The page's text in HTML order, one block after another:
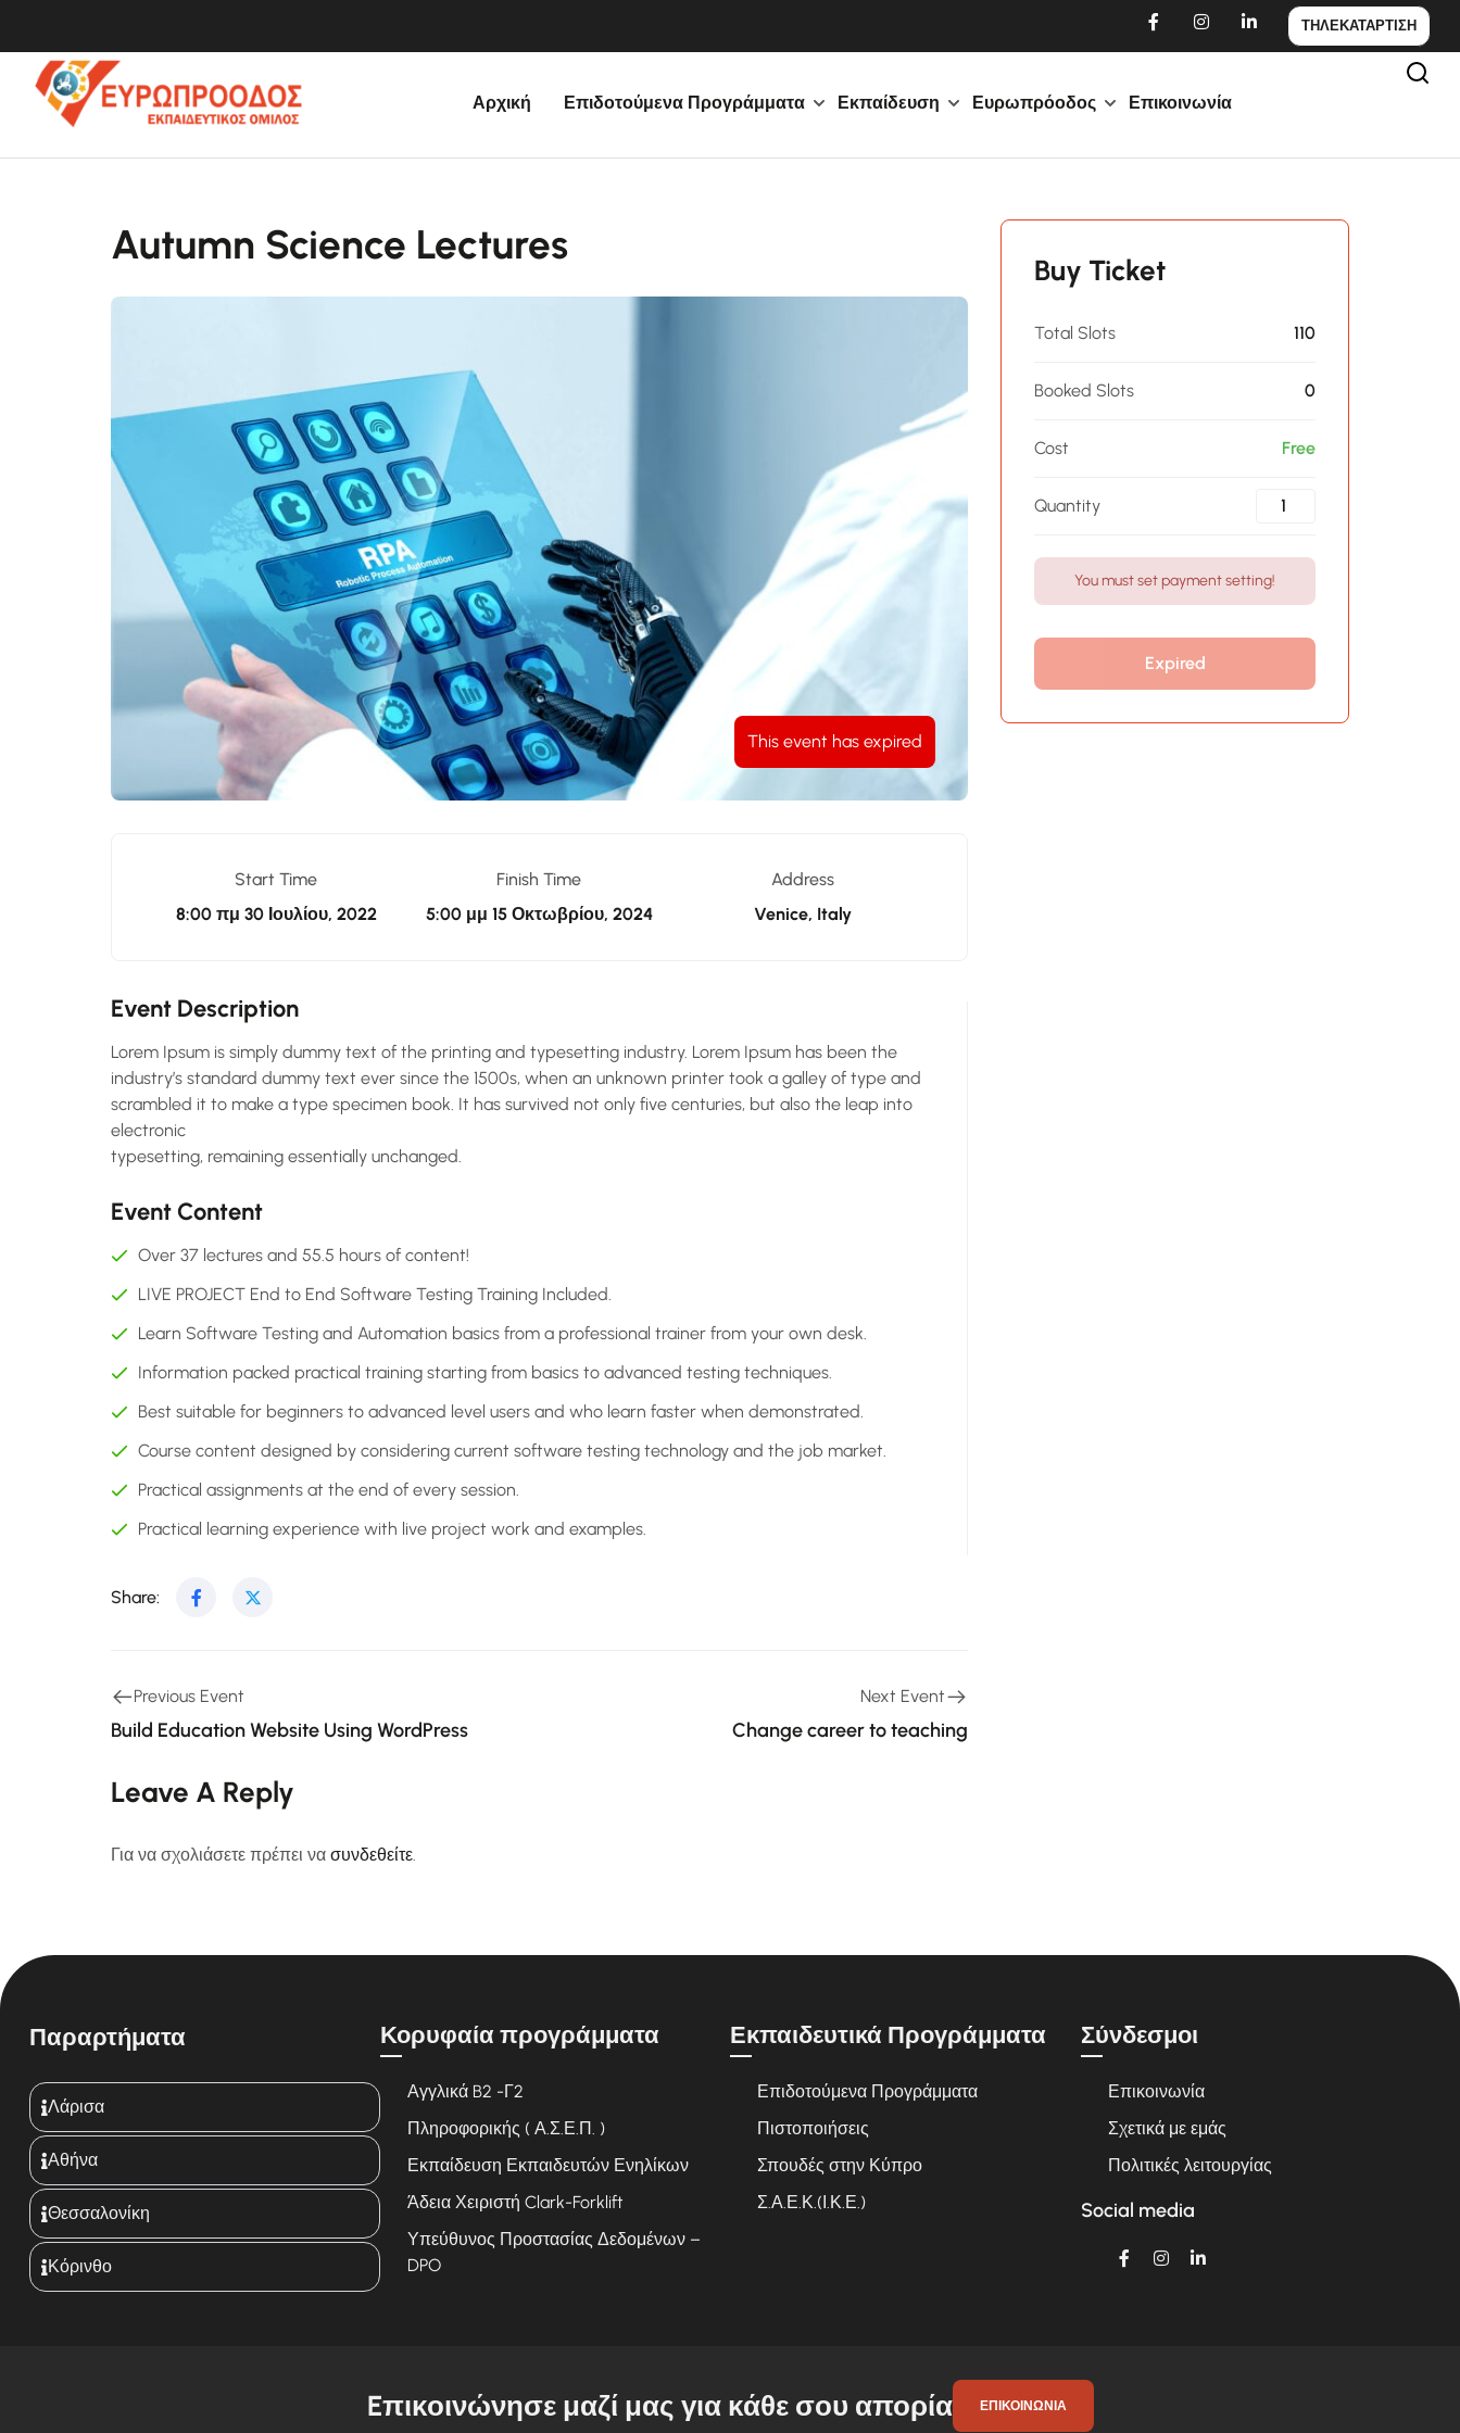
ΤΗΛΕΚΑΤΑΡΤΙΣΗ
Αρχική Επιδοτούμενα Προγράμματα Εκπαίδευση Ευρωπρόοδος Επικοινωνία
Autumn Science Lectures
This event has expired
Event Description
Lorem Ipsum is simply dummy text of the printing and typesetting industry. Lorem Ipsum has been the
industry’s standard dummy text ever since the 1500s, when an unknown printer took a galley of type and
scrambled it to make a type specimen book. It has survived not only five centuries, but also the leap into
electronic
typesetting, remaining essentially unchanged.
Event Content
Over 37 lectures and 55.5 hours of content!
LIVE PROJECT End to End Software Testing Training Included.
Learn Software Testing and Automation basics from a professional trainer from your own desk.
Information packed practical training starting from basics to advanced testing techniques.
Best suitable for beginners to advanced level users and who learn faster when demonstrated.
Course content designed by considering current software testing technology and the job market.
Practical assignments at the end of every session.
Practical learning experience with live project work and examples.
Start Time
8:00 πμ 30 Ιουλίου, 2022
Finish Time
5:00 μμ 15 Οκτωβρίου, 2024
Address
Venice, Italy
Share:
Previous Event
Build Education Website Using WordPress
Next Event
Change career to teaching
Leave A Reply
Για να σχολιάσετε πρέπει να συνδεθείτε.
Buy Ticket
Total Slots 110
Booked Slots 0
Cost Free
Quantity
You must set payment setting!
Expired
Παραρτήματα
Λάρισα
Αθήνα
Θεσσαλονίκη
Κόρινθο
Κορυφαία προγράμματα
Αγγλικά B2 -Γ2
Πληροφορικής ( Α.Σ.Ε.Π. )
Εκπαίδευση Εκπαιδευτών Ενηλίκων
Άδεια Χειριστή Clark-Forklift
Υπεύθυνος Προστασίας Δεδομένων –
DPO
Εκπαιδευτικά Προγράμματα
Επιδοτούμενα Προγράμματα
Πιστοποιήσεις
Σπουδές στην Κύπρο
Σ.Α.Ε.Κ.(Ι.Κ.Ε.)
Σύνδεσμοι
Επικοινωνία
Σχετικά με εμάς
Πολιτικές λειτουργίας
Social media
Eπικοινώνησε μαζί μας για κάθε σου απορία ΕΠΙΚΟΙΝΩΝΊΑ